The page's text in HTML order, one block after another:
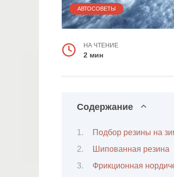
АВТОСОВЕТЫ
НА ЧТЕНИЕ
2 мин
Содержание
Подбор резины на
Шипованная резина
Фрикционная